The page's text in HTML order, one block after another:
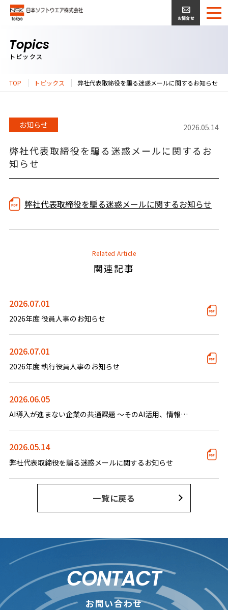
お問合せ
トピックス
Topics
TOP トピックス 弊社代表取締役を騙る迷惑メールに関するお知らせ
お知らせ 2026.05.14
弊社代表取締役を騙る迷惑メールに関するお
知らせ
弊社代表取締役を騙る迷惑メールに関するお知らせ
Related Article
関連記事
2026.07.01
2026年度 役員人事のお知らせ
2026.07.01
2026年度 執行役員人事のお知らせ
2026.06.05
AI導入が進まない企業の共通課題 ～そのAI活用、情報基盤なしで成功しますか？～
2026.05.14
弊社代表取締役を騙る迷惑メールに関するお知らせ
一覧に戻る
CONTACT
お問い合わせ